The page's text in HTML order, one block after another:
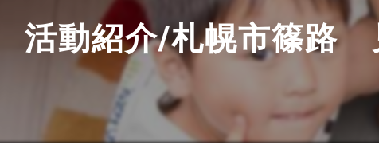
活動紹介/札幌市篠路